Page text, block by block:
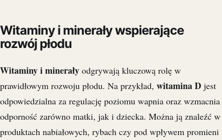
Witaminy i minerały wspierające
rozwój płodu
Witaminy i minerały odgrywają kluczową rolę w
prawidłowym rozwoju płodu. Na przykład, witamina D jest
odpowiedzialna za regulację poziomu wapnia oraz wzmacnia
odporność zarówno matki, jak i dziecka. Można ją znaleźć w
produktach nabiałowych, rybach czy pod wpływem promieni